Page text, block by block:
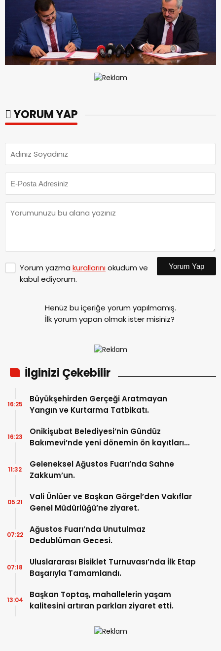
YORUM YAP
Yorum yazma kurallarınıokudum ve
kabul ediyorum.
Yorum Yap
Henüz bu içeriğe yorum yapılmamış.
İlk yorum yapan olmak ister misiniz?
İlginizi Çekebilir
Büyükşehirden Gerçeği Aratmayan
Yangın ve Kurtarma Tatbikatı.
16:25
Onikişubat Belediyesi’nin Gündüz
Bakımevi’nde yeni dönemin ön kayıtları
16:23
Geleneksel Ağustos Fuarı’nda Sahne
Zakkum’un.
11:32
Vali Ünlüer ve Başkan Görgel’den Vakıflar
Genel Müdürlüğü’ne ziyaret.
05:21
Ağustos Fuarı’nda Unutulmaz
Dedublüman Gecesi.
07:22
Uluslararası Bisiklet Turnuvası’nda İlk Etap
Başarıyla Tamamlandı.
07:18
Başkan Toptaş, mahallelerin yaşam
kalitesini artıran parkları ziyaret etti.
13:04